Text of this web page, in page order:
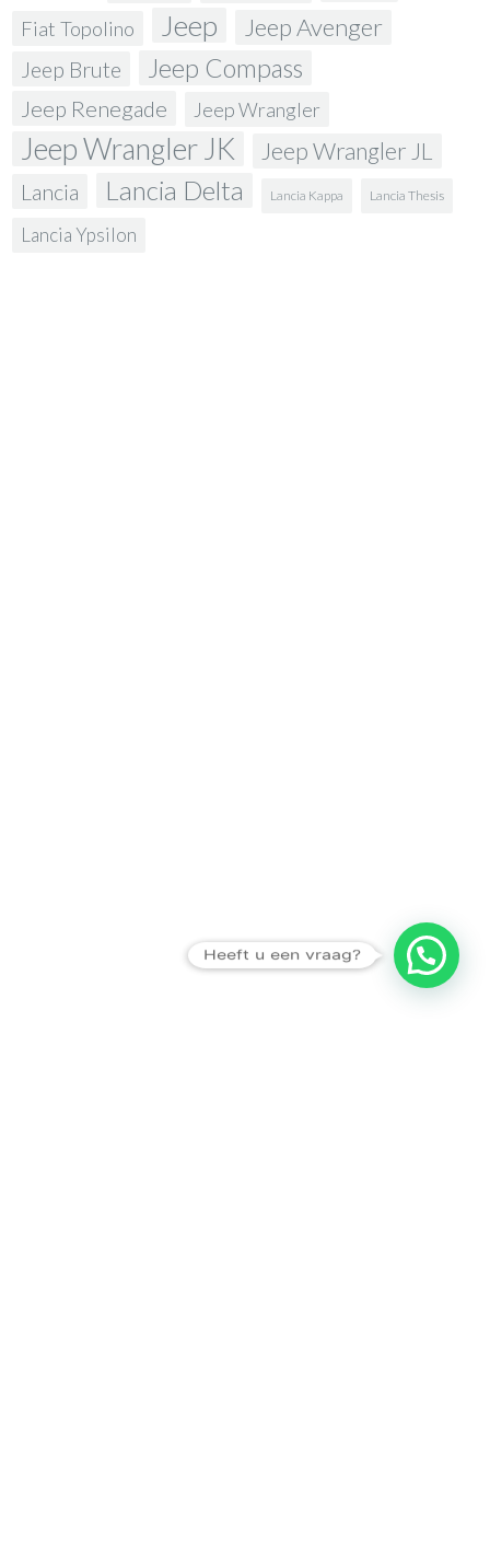
Fiat Topolino Jeep Jeep Avenger
Jeep Brute Jeep Compass
Jeep Renegade Jeep Wrangler
Jeep Wrangler JK Jeep Wrangler JL
Lancia Lancia Delta Lancia Kappa Lancia Thesis
Lancia Ypsilon
Heeft u een vraag?